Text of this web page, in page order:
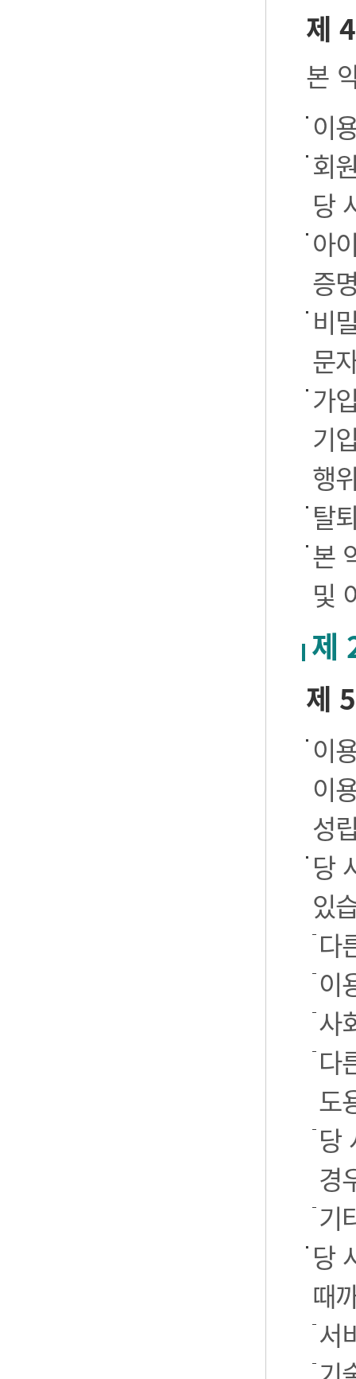
제
본
이
회
당
아
증
비
문
가
기
행
탈
본
및
제
제
이
이
성
당
있
다
이
사
다
도
당
경
기
당
때
서